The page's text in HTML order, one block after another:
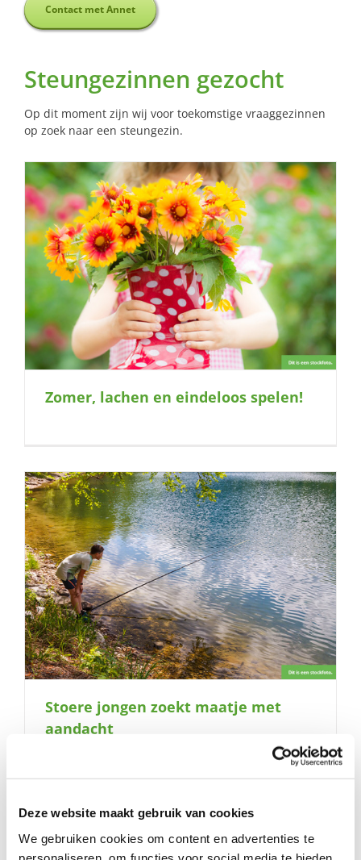
Deze website maakt gebruik van cookies
We gebruiken cookies om content en advertenties te
Contact met Annet
Steungezinnen gezocht
Op dit moment zijn wij voor toekomstige vraaggezinnen
op zoek naar een steungezin.
Zomer, lachen en eindeloos spelen!
Stoere jongen zoekt maatje met
aandacht